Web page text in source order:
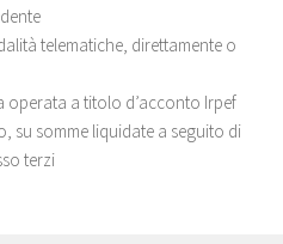
telematiche, direttamente o
operata a titolo d’acconto Irpef
su somme liquidate a seguito di
terzi